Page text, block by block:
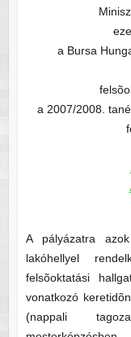
a Bursa
a 2007/2008.
A pályázatra
lakóhellyel
felsõoktatási
vonatkozó
(nappali